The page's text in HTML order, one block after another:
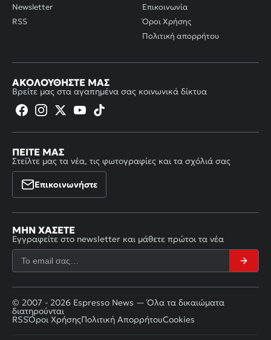
Newsletter
RSS
Επικοινωνία
Όροι Χρήσης
Πολιτική απορρήτου
ΑΚΟΛΟΥΘΉΣΤΕ ΜΑΣ
Βρείτε μας στα αγαπημένα σας κοινωνικά δίκτυα
ΠΕΊΤΕ ΜΑΣ
Στείλτε μας τα νέα, τις φωτογραφίες και τα σχόλιά σας
Επικοινωνήστε
ΜΗΝ ΧΆΣΕΤΕ
Εγγραφείτε στο newsletter και μάθετε πρώτοι τα νέα
© 2007 - 2026 Espresso News — Όλα τα δικαιώματα
διατηρούνται
RSSΌροι ΧρήσηςΠολιτική ΑπορρήτουCookies